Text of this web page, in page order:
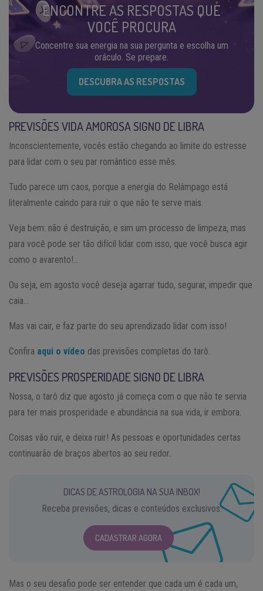
ENCONTRE AS RESPOSTAS QUE
VOCÊ PROCURA
Concentre sua energia na sua pergunta e escolha um
oráculo. Se prepare.
DESCUBRA AS RESPOSTAS
PREVISÕES VIDA AMOROSA SIGNO DE LIBRA
Inconscientemente, vocês estão chegando ao limite do estresse
para lidar com o seu par romântico esse mês.
Tudo parece um caos, porque a energia do Relâmpago está
literalmente caindo para ruir o que não te serve mais.
Veja bem: não é destruição, e sim um processo de limpeza, mas
para você pode ser tão difícil lidar com isso, que você busca agir
como o avarento!…
Ou seja, em agosto você deseja agarrar tudo, segurar, impedir que
caia…
Mas vai cair, e faz parte do seu aprendizado lidar com isso!
Confira aqui o vídeo das previsões completas do tarô.
PREVISÕES PROSPERIDADE SIGNO DE LIBRA
Nossa, o tarô diz que agosto já começa com o que não te servia
para ter mais prosperidade e abundância na sua vida, ir embora.
Coisas vão ruir, e deixa ruir! As pessoas e oportunidades certas
continuarão de braços abertos ao seu redor.
DICAS DE ASTROLOGIA NA SUA INBOX!
Receba previsões, dicas e conteúdos exclusivos.
CADASTRAR AGORA
Mas o seu desafio pode ser entender que cada um é cada um,